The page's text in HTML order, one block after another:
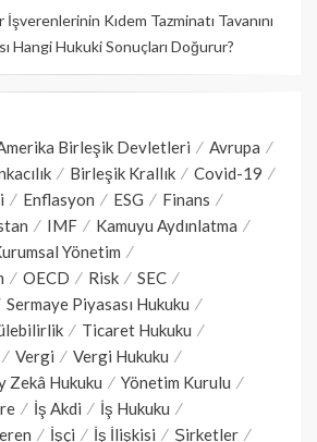
Kıdem Tazminatı Tavanını
Hangi Hukuki Sonuçları Doğurur?
Birleşik Devletleri
Avrupa
Birleşik Krallık
Covid-19
Enflasyon ESG
Finans
IMF
Kamuyu Aydınlatma
Yönetim
OECD Risk
SEC
Sermaye Piyasası Hukuku
Ticaret Hukuku
Vergi
Vergi Hukuku
Zekâ Hukuku
Yönetim Kurulu
İş Akdi
İş Hukuku
İşçi İş İlişkisi Şirketler